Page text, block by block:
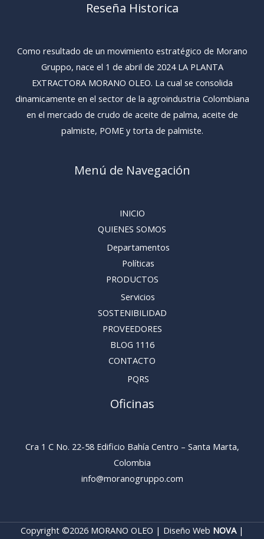
Reseña Historica
Como resultado de un movimiento estratégico de Morano
Gruppo, nace el 1 de abril de 2024 LA PLANTA
EXTRACTORA MORANO OLEO. La cual se consolida
dinamicamente en el sector de la agroindustria Colombiana
en el mercado de crudo de aceite de palma, aceite de
palmiste, POME y torta de palmiste.
Menú de Navegación
INICIO
QUIENES SOMOS
Departamentos
Políticas
PRODUCTOS
Servicios
SOSTENIBILIDAD
PROVEEDORES
BLOG 1116
CONTACTO
PQRS
Oficinas
Cra 1 C No. 22-58 Edificio Bahía Centro – Santa Marta,
Colombia
info@moranogruppo.com
Copyright ©2026 MORANO OLEO | Diseño Web NOVA |